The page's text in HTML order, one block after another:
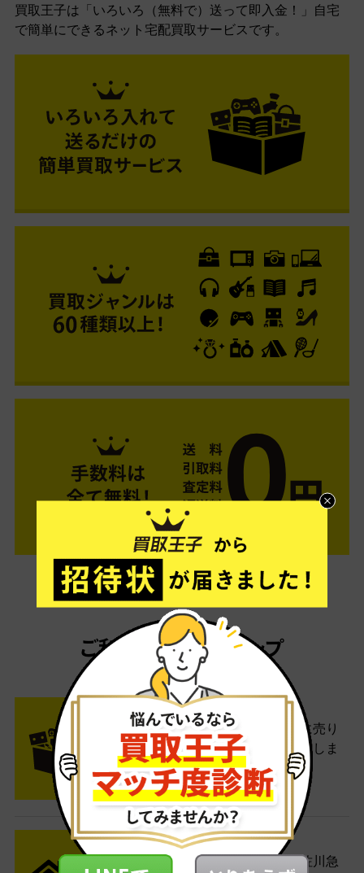
買取王子は「いろいろ（無料で）送って即入金！」自宅
で簡単にできるネット宅配買取サービスです。
ご利用は簡単3ステップ
- FLOW -
STEP1 お申込み・梱包
ネットでお申込みしたら、箱に売り
たい商品をいろいろ詰めて梱包しま
す。
STEP2 発送
送料無料でご自宅から発送！佐川急